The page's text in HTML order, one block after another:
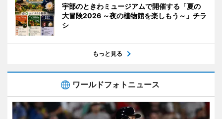
宇部のときわミュージアムで開催する「夏の
大冒険2026 ～夜の植物館を楽しもう～」チラ
シ
もっと見る
ワールドフォトニュース